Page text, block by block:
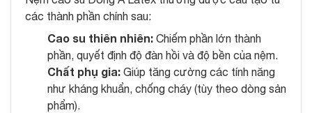
các thành phần chính sau:
Cao su thiên nhiên: Chiếm phần lớn thành
phần, quyết định độ đàn hồi và độ bền của nệm.
Chất phụ gia: Giúp tăng cường các tính năng
như kháng khuẩn, chống cháy (tùy theo dòng sản
phẩm).